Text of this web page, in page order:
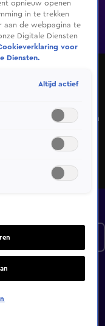
De Bondgenoten
meegenomen binnen
De kijker wordt
verhuur of
opnieuw openen
in te trekken
aan de webpagina te
Digitale Diensten
voor
Diensten.
Altijd actief